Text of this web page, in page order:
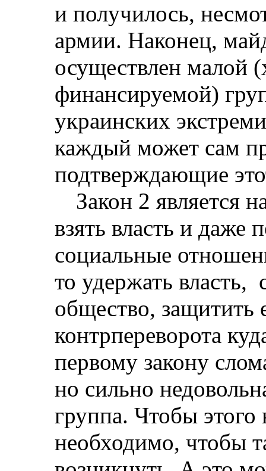
и получилось,
армии. Наконец,
осуществлен малой
финансируемой)
украинских
каждый может сам
подтверждающие
Закон 2 является
взять власть и даже
социальные
то удержать власть,
общество, защитить
контрпереворота
первому закону
но сильно
группа. Чтобы
необходимо, чтобы